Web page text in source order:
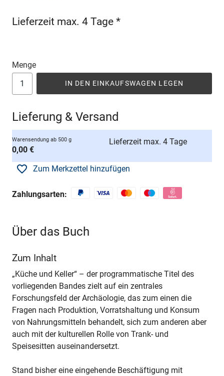
Lieferzeit max. 4 Tage *
Menge
IN DEN EINKAUFSWAGEN LEGEN
Lieferung & Versand
Warensendung ab 500 g
0,00 €
Lieferzeit max. 4 Tage
Zum Merkzettel hinzufügen
Zahlungsarten:
Über das Buch
Zum Inhalt
„Küche und Keller“ – der programmatische Titel des
vorliegenden Bandes zielt auf ein zentrales
Forschungsfeld der Archäologie, das zum einen die
Fragen nach Produktion, Vorratshaltung und Konsum
von Nahrungsmitteln behandelt, sich zum anderen aber
auch mit der kulturellen Rolle von Trank- und
Speisesitten auseinandersetzt.
Stand bisher eine eingehende Beschäftigung mit